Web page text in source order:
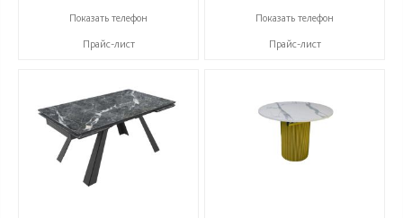
+7 (800) 201-23-49
Показать телефон
Прайс-лист
+7 (800) 201-23-49
Показать телефон
Прайс-лист